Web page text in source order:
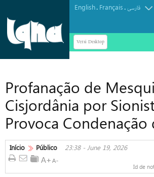
English. Français.فارسی
Versi Desktop
Profanação de
Cisjordânia por
Provoca Condenação
Início Público 23:38 - June 19, 2026
Id de